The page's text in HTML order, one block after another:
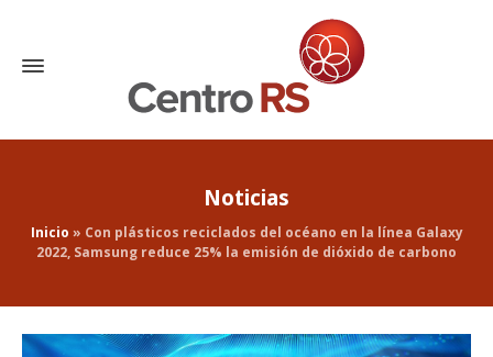
Noticias
Inicio » Con plásticos reciclados del océano en la línea Galaxy
2022, Samsung reduce 25% la emisión de dióxido de carbono